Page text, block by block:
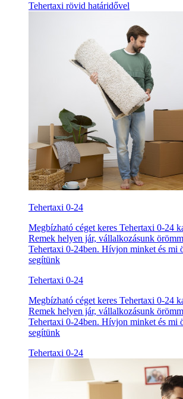
Tehertaxi rövid határidővel
Tehertaxi 0-24
Megbízható céget keres Tehertaxi 0-24
Remek helyen jár, vállalkozásunk
Tehertaxi 0-24ben. Hívjon minket és mi
segítünk
Tehertaxi 0-24
Megbízható céget keres Tehertaxi 0-24
Remek helyen jár, vállalkozásunk
Tehertaxi 0-24ben. Hívjon minket és mi
segítünk
Tehertaxi 0-24